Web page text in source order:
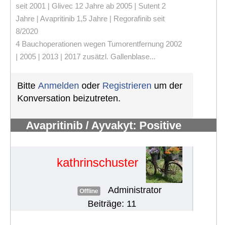
seit 2001 | Glivec 12 Jahre ab 2005 | Sutent 2
Jahre | Avapritinib 1,5 Jahre | Regorafinib seit
8/2020
4 Bauchoperationen wegen Tumorentfernung 2002
| 2005 | 2013 | 2017 zusätzl. Gallenblase...
Bitte Anmelden oder Registrieren um der
Konversation beizutreten.
Avapritinib / Ayvakyt: Positive
kathrinschuster
Offline
Administrator
Beiträge: 11